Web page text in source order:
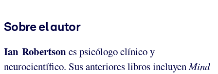
Sobre el autor
Ian Robertsones psicólogo clínico y
neurocientífico. Sus anteriores libros incluyenMind